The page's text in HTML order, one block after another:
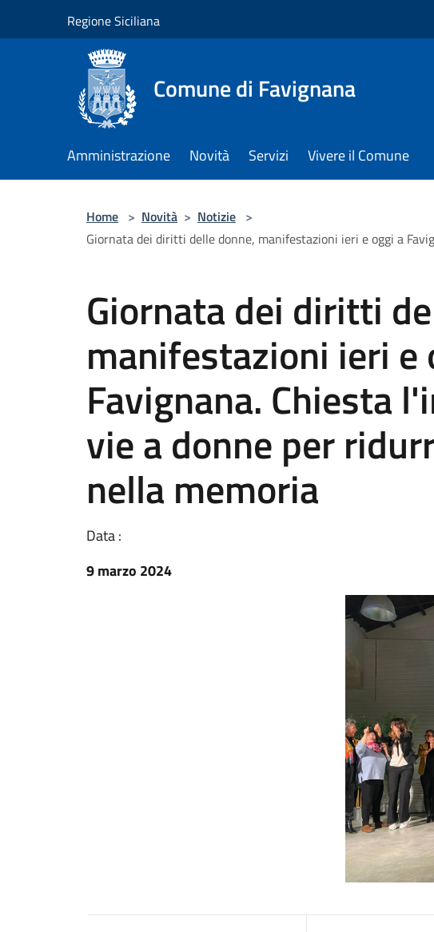
Regione Siciliana
Comune di Favignana
Amministrazione Novità Servizi Vivere il Comune
Home > Novità > Notizie >
Giornata dei diritti delle donne, manifestazioni ieri e oggi a
Giornata dei diritti
manifestazioni ieri e
Favignana. Chiesta
vie a donne per
nella memoria
Data :
9 marzo 2024